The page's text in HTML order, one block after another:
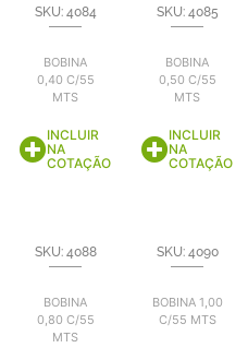
SKU: 4084
BOBINA
0,40 C/55
MTS
INCLUIR
NA
COTAÇÃO
SKU: 4085
BOBINA
0,50 C/55
MTS
INCLUIR
NA
COTAÇÃO
SKU: 4088
BOBINA
0,80 C/55
MTS
SKU: 4090
BOBINA 1,00
C/55 MTS